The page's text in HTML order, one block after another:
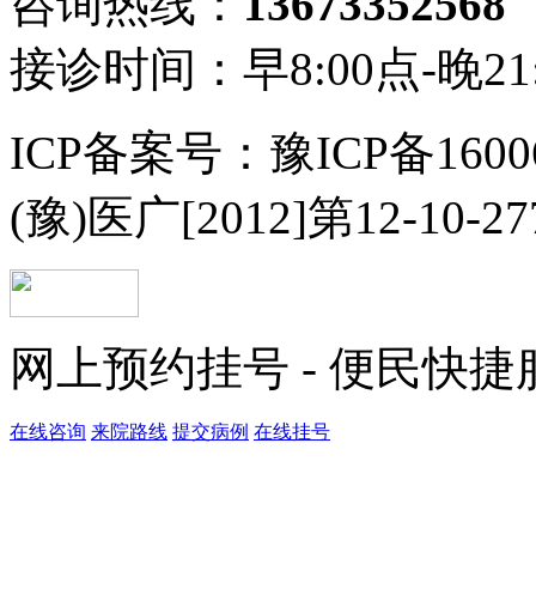
接诊时间：早8:00点-晚
ICP备案号：豫ICP备
(豫)医广[2012]第12-10-
网上预约挂号 - 便民快捷
在线咨询 来院路线 提交病例 在线挂号